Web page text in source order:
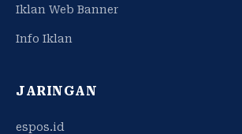
Iklan Web Banner
Info Iklan
JARINGAN
espos.id